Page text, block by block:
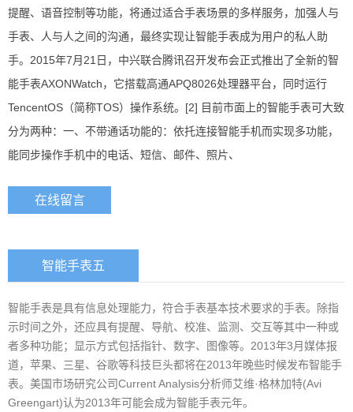
提醒、语音控制等功能，将通过适合手表场景的多样服务，加强人与
手表、人与人之间的沟通，最终实现让智能手表成为用户的私人助
手。2015年7月21日，中兴联合腾讯召开发布会正式推出了全新的智
能手表AXONWatch，它搭载高通APQ8026处理器平台，同时运行
TencentOS（简称TOS）操作系统。[2] 目前市面上的智能手表可大致
分为两种：一、不带通话功能的：依托连接智能手机而实现多功能，
能同步操作手机中的电话、短信、邮件、照片、
在线留言
智能手表五
智能手表是具有信息处理能力，符合手表基本技术要求的手表。除指
示时间之外，还应具有提醒、导航、校准、监测、交互等其中一种或
者多种功能；显示方式包括指针、数字、图像等。2013年3月媒体报
道，苹果、三星、谷歌等科技巨头都将在2013年晚些时候发布智能手
表。美国市场研究公司Current Analysis分析师艾维·格林加特(Avi
Greengart)认为2013年可能会成为智能手表元年。